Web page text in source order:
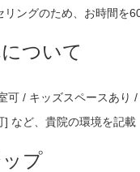
ングのため、お時間を
ついて
可 / キッズスペースあり
] など、貴院の環境を記載
プ